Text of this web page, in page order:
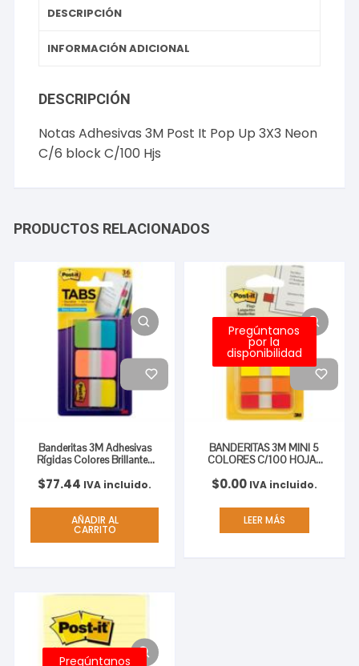
block
Hjs
DESCRIPCIÓN
INFORMACIÓN ADICIONAL
DESCRIPCIÓN
Notas Adhesivas 3M Post It Pop Up 3X3 Neon
C/6 block C/100 Hjs
PRODUCTOS RELACIONADOS
Banderitas 3M Adhesivas
Rígidas Colores Brillantes
$77.44 IVA incluido.
AÑADIR AL
CARRITO
Pregúntanos
por la
disponibilidad
BANDERITAS 3M MINI 5
COLORES C/100 HOJAS
$0.00 IVA incluido.
LEER MÁS
Pregúntanos